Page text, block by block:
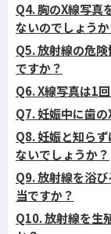
Q4.胸のX線写真
ないのでしょうか
Q5.放射線の危
ですか？
Q6. X線写真は1
Q7.妊娠中に歯の
Q8.妊娠と知らず
ないでしょうか？
Q9.放射線を浴
当ですか？
Q10. 放射線を生